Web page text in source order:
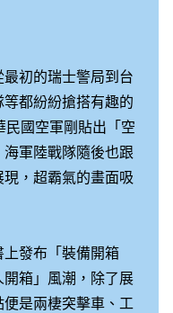
最初的瑞士警局到台
都紛紛搶搭有趣的
民國空軍剛貼出「空
軍陸戰隊隨後也跟
現，超霸氣的畫面吸
發布「裝備開箱
箱」風潮，除了展
是兩棲突擊車、工